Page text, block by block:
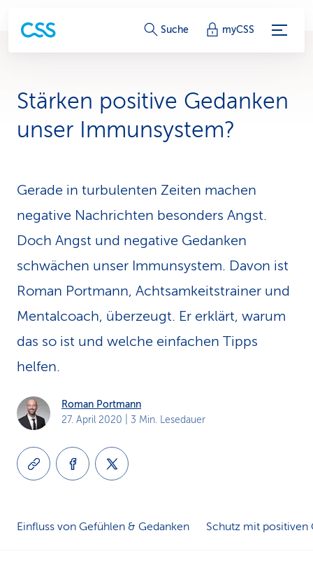
S
r
e
-
L
k
Suche myCSS
Stärken positive Gedanken
unser Immunsystem?
Gerade in turbulenten Zeiten machen
negative Nachrichten besonders Angst.
Doch Angst und negative Gedanken
schwächen unser Immunsystem. Davon ist
Roman Portmann, Achtsamkeitstrainer und
Mentalcoach, überzeugt. Er erklärt, warum
das so ist und welche einfachen Tipps
helfen.
Roman Portmann
27. April 2020 | 3 Min. Lesedauer
Einfluss von Gefühlen & Gedanken Schutz mit positiven